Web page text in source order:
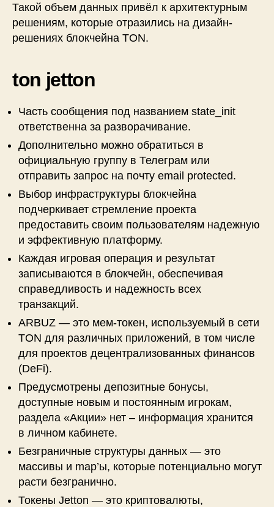
Такой объем данных привёл к архитектурным
решениям, которые отразились на дизайн-
решениях блокчейна TON.
ton jetton
Часть сообщения под названием state_init
ответственна за разворачивание.
Дополнительно можно обратиться в
официальную группу в Телеграм или
отправить запрос на почту email protected.
Выбор инфраструктуры блокчейна
подчеркивает стремление проекта
предоставить своим пользователям надежную
и эффективную платформу.
Каждая игровая операция и результат
записываются в блокчейн, обеспечивая
справедливость и надежность всех
транзакций.
ARBUZ — это мем-токен, используемый в сети
TON для различных приложений, в том числе
для проектов децентрализованных финансов
(DeFi).
Предусмотрены депозитные бонусы,
доступные новым и постоянным игрокам,
раздела «Акции» нет – информация хранится
в личном кабинете.
Безграничные структуры данных — это
массивы и map’ы, которые потенциально могут
расти безгранично.
Токены Jetton — это криптовалюты,